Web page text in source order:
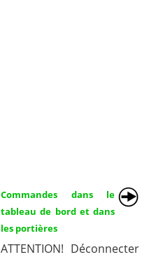
Commandes dans le
tableau de bord et dans
les portières
ATTENTION! Déconnecter